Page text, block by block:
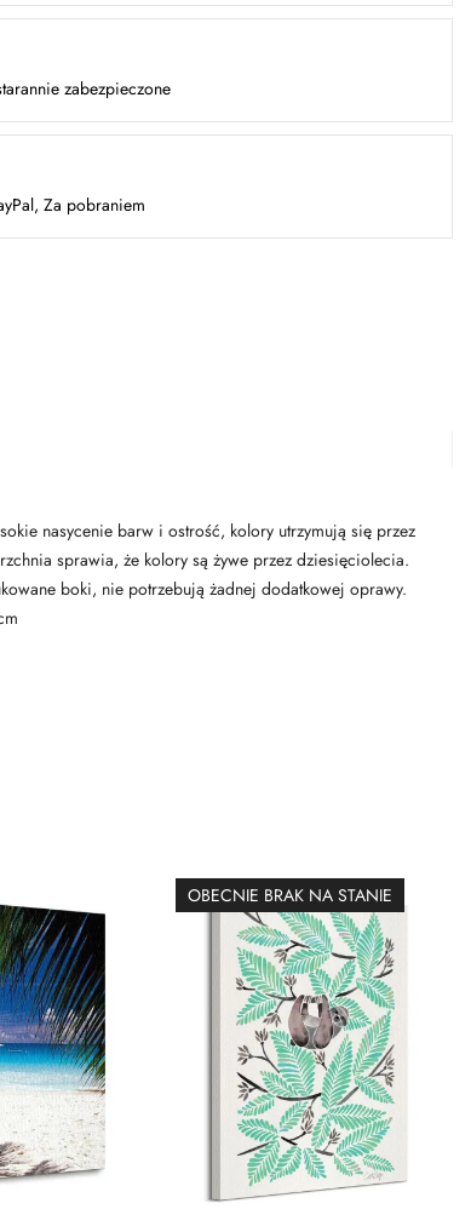
zabezpieczone
Za pobraniem
nasycenie barw i ostrość, kolory utrzymują się przez
sprawia, że kolory są żywe przez dziesięciolecia.
boki, nie potrzebują żadnej dodatkowej oprawy.
OBECNIE BRAK NA STANIE